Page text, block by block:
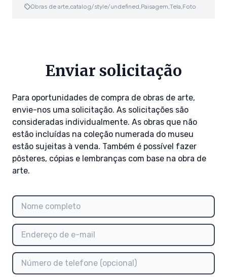
Obras de arte, catalog/style/undefined, Paisagem, Tela, Foto
Enviar solicitação
Para oportunidades de compra de obras de arte,
envie-nos uma solicitação. As solicitações são
consideradas individualmente. As obras que não
estão incluídas na coleção numerada do museu
estão sujeitas à venda. Também é possível fazer
pôsteres, cópias e lembranças com base na obra de
arte.